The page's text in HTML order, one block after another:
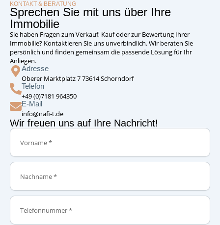
KONTAKT & BERATUNG
Sprechen Sie mit uns über Ihre
Immobilie
Sie haben Fragen zum Verkauf, Kauf oder zur Bewertung Ihrer
Immobilie? Kontaktieren Sie uns unverbindlich. Wir beraten Sie
persönlich und finden gemeinsam die passende Lösung für Ihr
Anliegen.
Adresse
Oberer Marktplatz 7 73614 Schorndorf
Telefon
+49 (0)7181 964350
E-Mail
info@nafi-t.de
Wir freuen uns auf Ihre Nachricht!
Vorname
Nachname
Telefonnummer